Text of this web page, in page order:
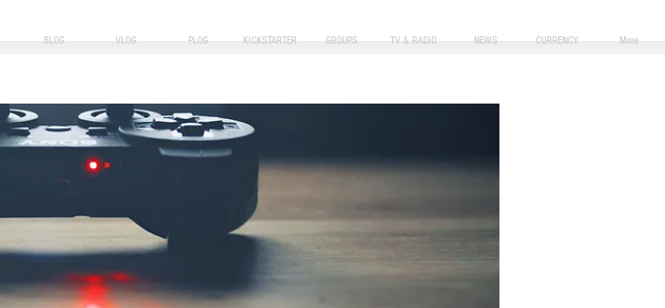
BLOG VLOG PLOG KICKSTARTER GROUPS TV & RADIO NEWS CURRENCY More